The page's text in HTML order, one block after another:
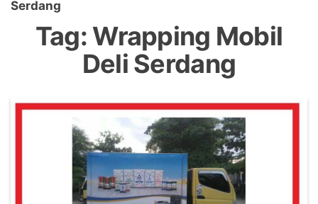
Serdang
Tag:Wrapping Mobil
Deli Serdang